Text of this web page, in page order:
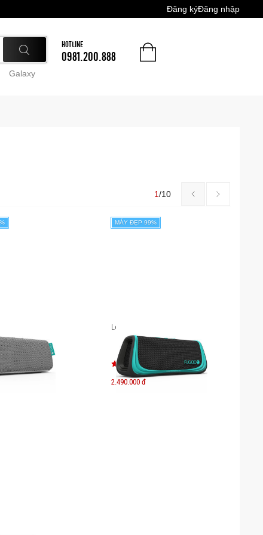
Đăng kýĐăng nhập
Galaxy
HOTLINE
0981.200.888
1/10
MÁY ĐẸP 99%
Loa FuGoo Sport
2.490.000 đ